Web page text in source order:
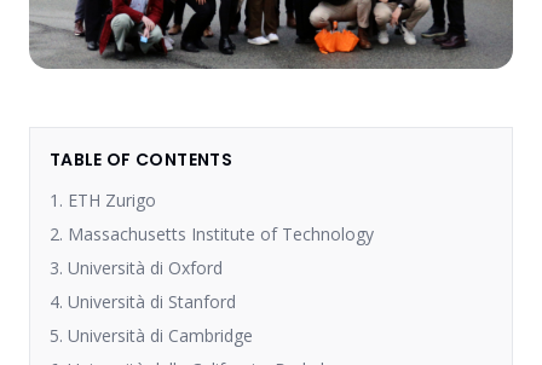
TABLE OF CONTENTS
1. ETH Zurigo
2. Massachusetts Institute of Technology
3. Università di Oxford
4. Università di Stanford
5. Università di Cambridge